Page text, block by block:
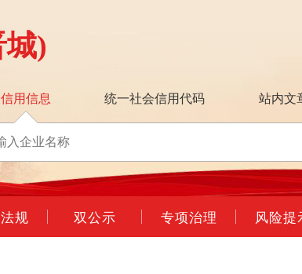
)
信用信息 统一社会信用代码 站内文
规 双公示 专项治理 风险提